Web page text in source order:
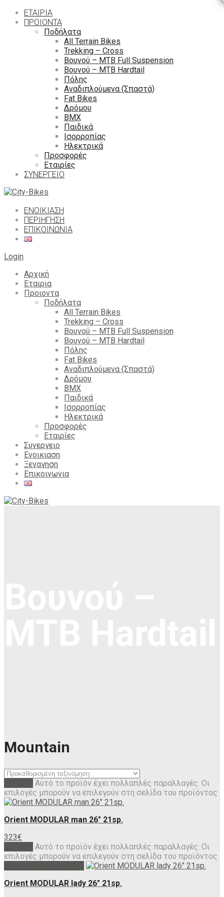
ΕΤΑΙΡΙΑ
ΠΡΟΙΟΝΤΑ
Ποδήλατα
All Terrain Bikes
Trekking – Cross
Βουνού – MTB Full Suspension
Βουνού – MTB Hardtail
Πόλης
Αναδιπλούμενα (Σπαστά)
Fat Bikes
Δρόμου
ΒΜΧ
Παιδικά
Ισορροπίας
Ηλεκτρικά
Προσφορές
Εταιρίες
ΣΥΝΕΡΓΕΙΟ
ΕΝΟΙΚΙΑΣΗ
ΠΕΡΙΉΓΗΣΗ
ΕΠΙΚΟΙΝΩΝΙΑ
Login
Αρχική
Εταιρια
Προιοντα
Ποδήλατα
All Terrain Bikes
Trekking – Cross
Βουνού – MTB Full Suspension
Βουνού – MTB Hardtail
Πόλης
Fat Bikes
Αναδιπλούμενα (Σπαστά)
Δρόμου
BMX
Παιδικά
Ισορροπίας
Ηλεκτρικά
Προσφορές
Εταιρίες
Συνεργειο
Ενοικιαση
Ξεναγηση
Επικοινωνια
Mountain
Αυτό το προϊόν έχει πολλαπλές παραλλαγές. Οι
επιλογές μπορούν να επιλεγούν στη σελίδα του προϊόντος
Orient MODULAR man 26″ 21sp.
323€
Αυτό το προϊόν έχει πολλαπλές παραλλαγές. Οι
επιλογές μπορούν να επιλεγούν στη σελίδα του προϊόντος
Orient MODULAR lady 26″ 21sp.